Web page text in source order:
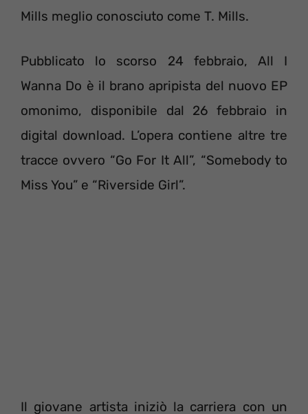
Mills meglio conosciuto come T. Mills.
Pubblicato lo scorso 24 febbraio, All I
Wanna Do è il brano apripista del nuovo EP
omonimo, disponibile dal 26 febbraio in
digital download. L’opera contiene altre tre
tracce ovvero “Go For It All”, “Somebody to
Miss You” e “Riverside Girl”.
Il giovane artista iniziò la carriera con un